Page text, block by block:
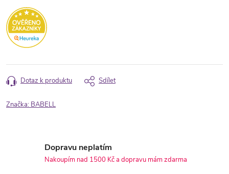
Dotaz k produktu Sdílet
Značka: BABELL
Dopravu neplatím
Nakoupím nad 1500 Kč a dopravu mám zdarma